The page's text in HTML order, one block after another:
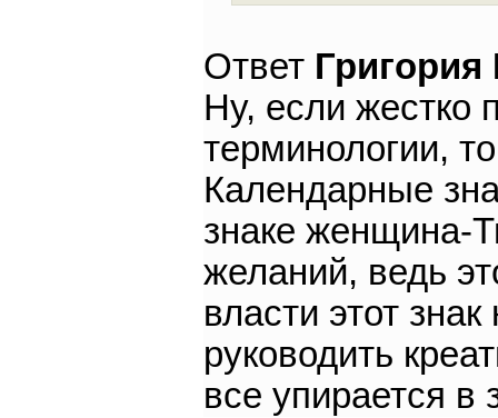
Ответ
Ну, если жестко
терминологии,
Календарные
знаке женщина-
желаний, ведь
власти этот
руководить
все упирается